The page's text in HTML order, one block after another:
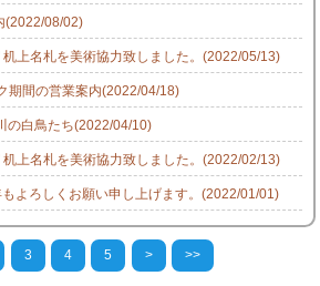
08/02)
机上名札を美術協力致しました。(2022/05/13)
期間の営業案内(2022/04/18)
の白鳥たち(2022/04/10)
机上名札を美術協力致しました。(2022/02/13)
よろしくお願い申し上げます。(2022/01/01)
3 4 5 > >>